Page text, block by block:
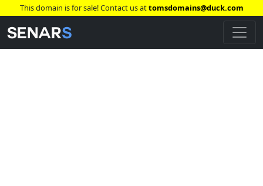
This domain is for sale! Contact us attomsdomains@duck.com